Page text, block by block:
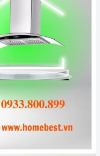
chiếu sáng và làm
tiếp tức mùi được
. Đồng thời chức
cho không khí
này sẽ giúp máy có